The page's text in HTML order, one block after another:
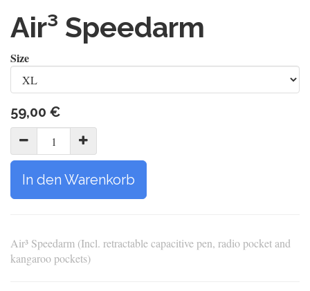
Air³ Speedarm
Size
59,00 €
In den Warenkorb
Air³ Speedarm (Incl. retractable capacitive pen, radio pocket and
kangaroo pockets)